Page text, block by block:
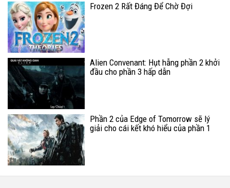
Frozen 2 Rất Đáng Để Chờ Đợi
Alien Convenant: Hụt hẫng phần 2 khởi
đầu cho phần 3 hấp dẫn
Phần 2 của Edge of Tomorrow sẽ lý
giải cho cái kết khó hiểu của phần 1